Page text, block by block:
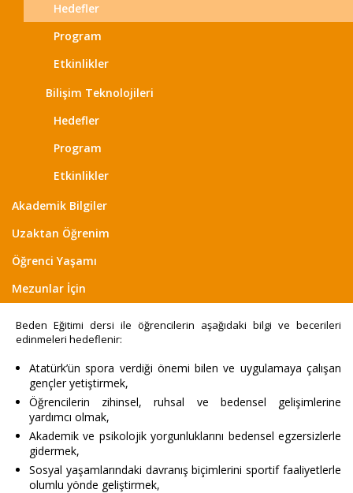
Hedefler
Program
Etkinlikler
Bilişim Teknolojileri
Hedefler
Program
Etkinlikler
Akademik Bilgiler
Uzaktan Öğrenim
Öğrenci Yaşamı
Mezunlar İçin
Beden Eğitimi dersi ile öğrencilerin aşağıdaki bilgi ve becerileri
edinmeleri hedeflenir:
Atatürk’ün spora verdiği önemi bilen ve uygulamaya çalışan
gençler yetiştirmek,
Öğrencilerin zihinsel, ruhsal ve bedensel gelişimlerine
yardımcı olmak,
Akademik ve psikolojik yorgunluklarını bedensel egzersizlerle
gidermek,
Sosyal yaşamlarındaki davranış biçimlerini sportif faaliyetlerle
olumlu yönde geliştirmek,